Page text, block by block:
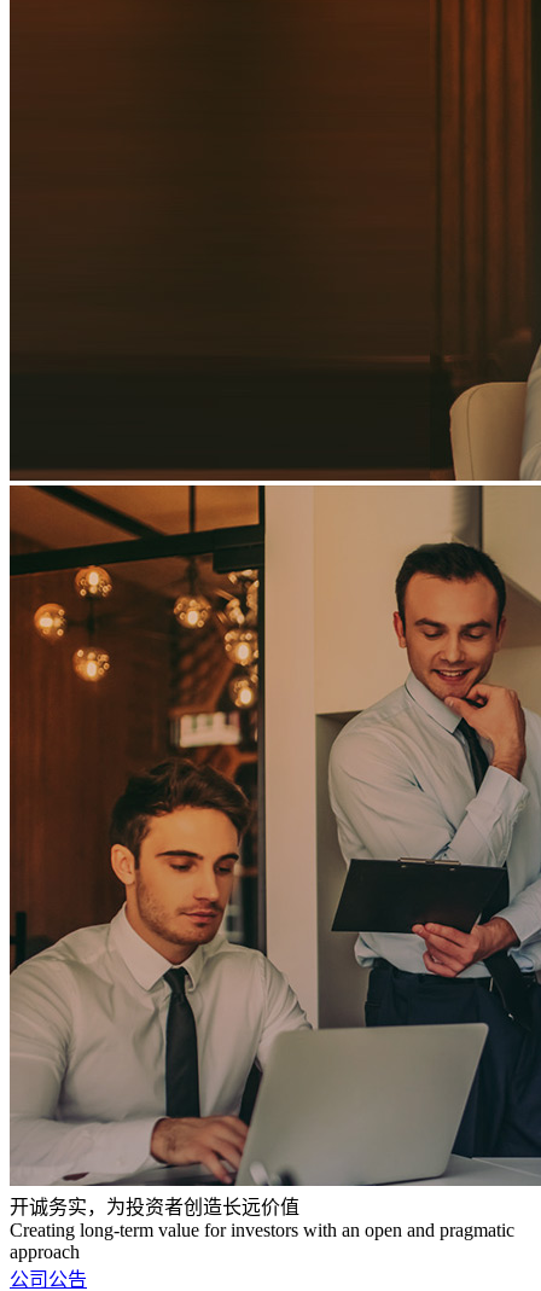
开诚务实，为投资者创造长远价值
Creating long-term value for investors with an open and pragmatic
approach
公司公告